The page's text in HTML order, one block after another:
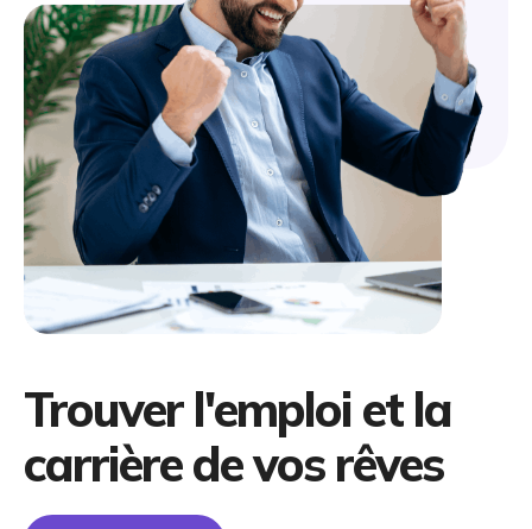
Trouver l'emploi et la
carrière de vos rêves